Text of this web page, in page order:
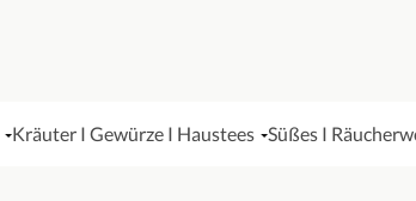
Kräuter I Gewürze I Haustees Süßes I